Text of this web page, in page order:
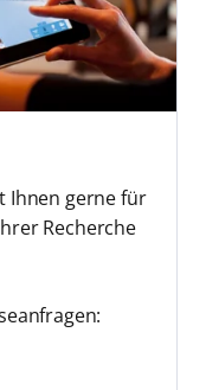
Ihnen gerne für
Recherche